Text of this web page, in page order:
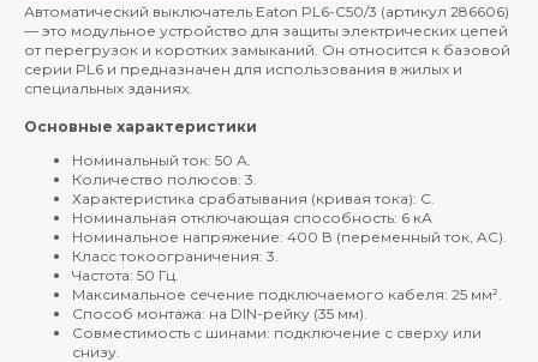
Автоматический выключатель Eaton PL6-C50/3 (артикул 286606)
— это модульное устройство для защиты электрических цепей
от перегрузок и коротких замыканий. Он относится к базовой
серии PL6 и предназначен для использования в жилых и
специальных зданиях.
Основные характеристики
Номинальный ток: 50 А.
Количество полюсов: 3.
Характеристика срабатывания (кривая тока): C.
Номинальная отключающая способность: 6 кА
Номинальное напряжение: 400 В (переменный ток, AC).
Класс токоограничения: 3.
Частота: 50 Гц.
Максимальное сечение подключаемого кабеля: 25 мм².
Способ монтажа: на DIN-рейку (35 мм).
Совместимость с шинами: подключение с сверху или
снизу.